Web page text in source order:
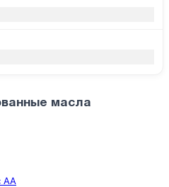
масла
AA